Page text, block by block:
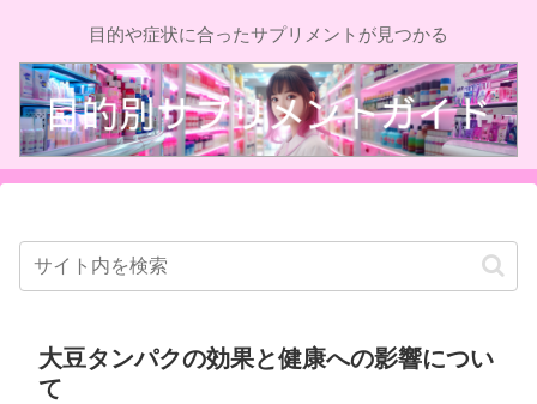
目的や症状に合ったサプリメントが見つかる
大豆タンパクの効果と健康への影響につい
て